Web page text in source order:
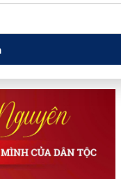
phủ kiến tạo hệ sinh